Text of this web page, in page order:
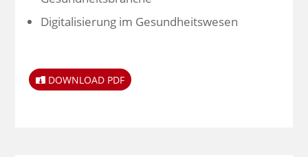
Digitalisierung im Gesundheitswesen
DOWNLOAD PDF